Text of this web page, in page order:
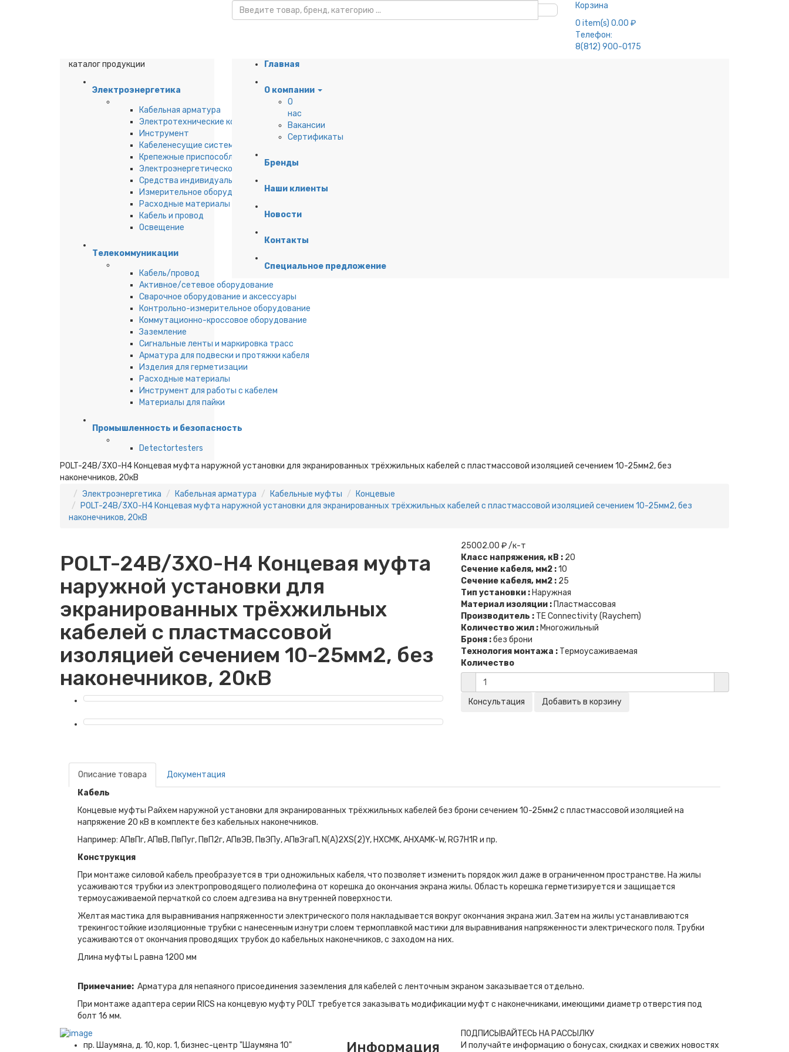
Корзина
0 item(s) 0.00 ₽
Телефон:
8(812) 900-0175
каталог продукции
Электроэнергетика
Кабельная арматура
Электротехнические компоненты
Инструмент
Кабеленесущие системы
Крепежные приспособления для кабеля
Электроэнергетическое оборудование
Средства индивидуальной защиты
Измерительное оборудование
Расходные материалы
Кабель и провод
Освещение
Телекоммуникации
Кабель/провод
Активное/сетевое оборудование
Сварочное оборудование и аксессуары
Контрольно-измерительное оборудование
Коммутационно-кроссовое оборудование
Заземление
Сигнальные ленты и маркировка трасс
Арматура для подвески и протяжки кабеля
Изделия для герметизации
Расходные материалы
Инструмент для работы с кабелем
Материалы для пайки
Промышленность и безопасность
Detectortesters
Главная
О компании
О
нас
Вакансии
Сертификаты
Бренды
Наши клиенты
Новости
Контакты
Специальное предложение
POLT-24B/3XO-H4 Концевая муфта наружной установки для экранированных трёхжильных кабелей с пластмассовой изоляцией сечением 10-25мм2, без
наконечников, 20кВ
Электроэнергетика
Кабельная арматура Кабельные муфты
Концевые
POLT-24B/3XO-H4 Концевая муфта наружной установки для экранированных трёхжильных кабелей с пластмассовой изоляцией сечением 10-25мм2, без
наконечников, 20кВ
POLT-24B/3XO-H4 Концевая муфта
наружной установки для
экранированных трёхжильных
кабелей с пластмассовой
изоляцией сечением 10-25мм2, без
наконечников, 20кВ
25002.00 ₽ /к-т
Класс напряжения, кВ : 20
Сечение кабеля, мм2 :10
Сечение кабеля, мм2 : 25
Тип установки : Наружная
Материал изоляции : Пластмассовая
Производитель : TE Connectivity (Raychem)
Количество жил : Многожильный
Броня :без брони
Технология монтажа : Термоусаживаемая
Количество
Описание товара
Документация
Кабель
Концевые муфты Райхем наружной установки для экранированных трёхжильных кабелей без брони сечением 10-25мм2 с пластмассовой изоляцией на
напряжение 20 кВ в комплекте без кабельных наконечников.
Например: АПвПг, АПвВ, ПвПуг, ПвП2г, АПвЭВ, ПвЭПу, АПвЭгаП, N(A)2XS(2)Y, HXCMK, AHXAMK-W, RG7H1R и пр.
Конструкция
При монтаже силовой кабель преобразуется в три одножиль­ных кабеля, что позволяет изменить порядок жил даже в ограниченном пространстве. На жилы
усаживаются трубки из электропроводящего полиолефина от корешка до окончания экрана жилы. Область корешка герметизируется и защища­ется
термоусаживаемой перчаткой со слоем адгезива на внутренней поверхности.
Желтая мастика для выравнивания напряженности электрического поля накладывается вокруг окончания экрана жил. Затем на жилы устанавли­ваются
трекингостойкие изоляцион­ные трубки с нанесенным изнутри слоем термоплавкой мастики для выравнивания напряженности электрическо­го поля. Трубки
усаживаются от окончания проводящих трубок до кабельных наконечников, с заходом на них.
Длина муфты L равна 1200 мм
Примечание: Арматура для непаяного присоединения заземления для кабелей с ленточным экраном заказывается отдельно.
При монтаже адаптера серии RICS на конце­вую муфту POLT требуется заказывать модификации муфт с наконечниками, имеющими диаметр отверстия под
болт 16 мм.
пр. Шаумяна, д. 10, кор. 1, бизнес-центр "Шаумяна 10" Информация
ПОДПИСЫВАЙТЕСЬ НА РАССЫЛКУ
И получайте информацию о бонусах, скидках и свежих новостях